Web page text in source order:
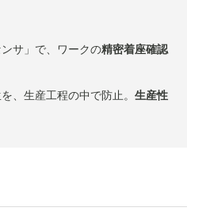
ンサ」で、ワークの精密着座確認
、生産工程の中で防止。 生産性